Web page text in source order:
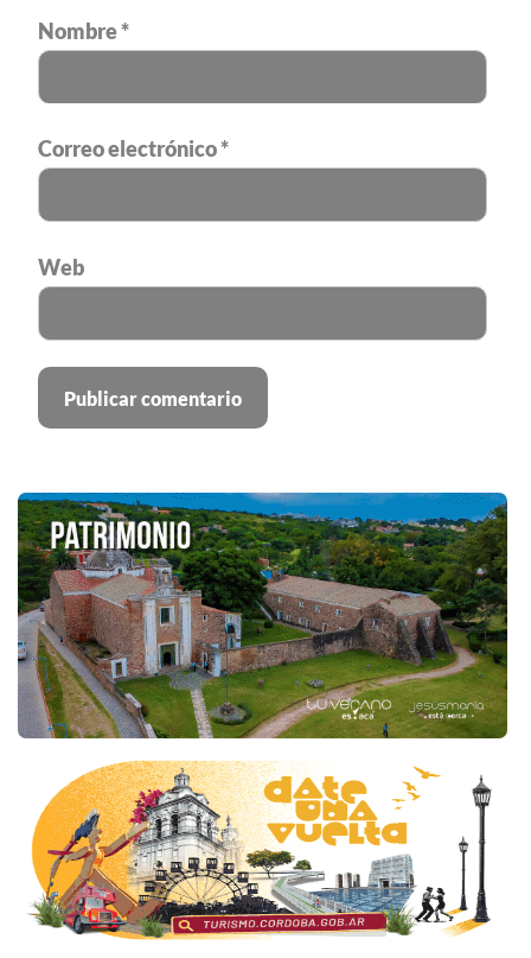
Nombre*
Correo electrónico*
Web